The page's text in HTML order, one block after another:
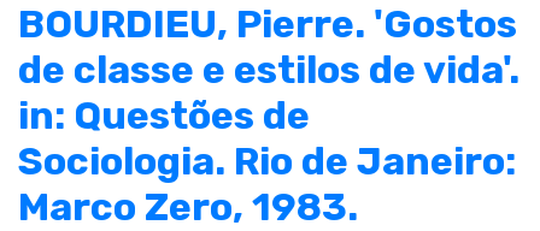
BOURDIEU, Pierre. 'Gostos
de classe e estilos de vida'.
in: Questões de
Sociologia. Rio de Janeiro:
Marco Zero, 1983.